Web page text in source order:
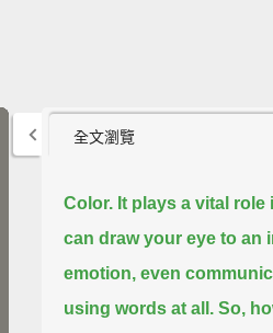
全文瀏覽
Color. It plays a vital
can draw your eye to an
emotion, even
using words at all. So,